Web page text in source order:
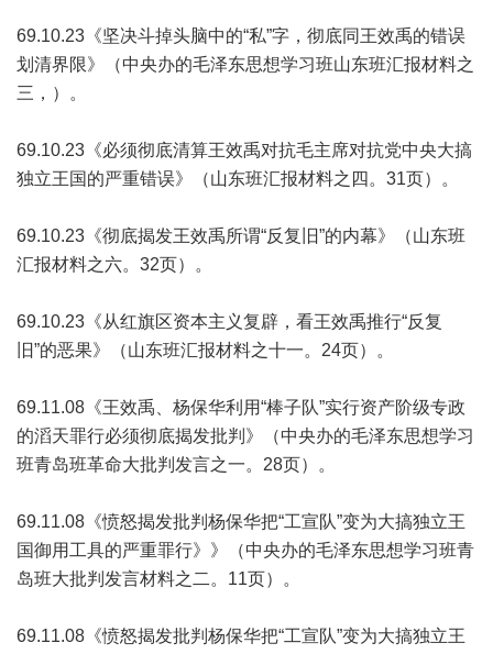
69.10.23《坚决斗掉头脑中的“私”字，彻底同王效禹的错误
划清界限》（中央办的毛泽东思想学习班山东班汇报材料之
三，）。
69.10.23《必须彻底清算王效禹对抗毛主席对抗党中央大搞
独立王国的严重错误》（山东班汇报材料之四。31页）。
69.10.23《彻底揭发王效禹所谓“反复旧”的内幕》（山东班
汇报材料之六。32页）。
69.10.23《从红旗区资本主义复辟，看王效禹推行“反复
旧”的恶果》（山东班汇报材料之十一。24页）。
69.11.08《王效禹、杨保华利用“棒子队”实行资产阶级专政
的滔天罪行必须彻底揭发批判》（中央办的毛泽东思想学习
班青岛班革命大批判发言之一。28页）。
69.11.08《愤怒揭发批判杨保华把“工宣队”变为大搞独立王
国御用工具的严重罪行》》（中央办的毛泽东思想学习班青
岛班大批判发言材料之二。11页）。
69.11.08《愤怒揭发批判杨保华把“工宣队”变为大搞独立王